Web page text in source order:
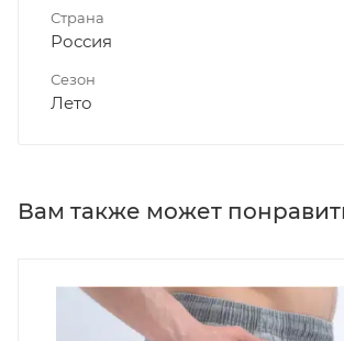
Страна
Россия
Сезон
Лето
Вам также может